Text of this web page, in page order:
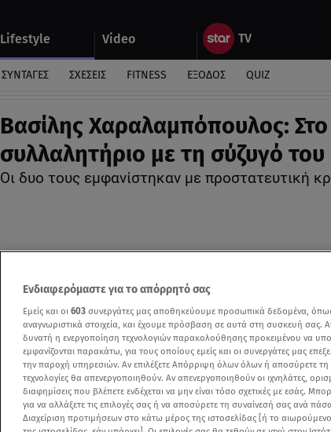
Lifestyle Video
ΣΥΝΤΑΓΕΣ ΣΧΕΣΕΙΣ FITNESS ΕΞΟΔΟΣ QUIZ
Βασίλης Χαραλαμπόπουλος: Στο
συλλαλητήριο με τη σύζυγό του
Οι δυο τους εμφανίστηκαν με προστατευτική
Ενδιαφερόμαστε για το απόρρητό σας
Εμείς και οι 603 συνεργάτες μας αποθηκεύουμε προσωπικά δεδομένα,
αναγνωριστικά στοιχεία, και έχουμε πρόσβαση σε αυτά στη συσκευή σας.
δυνατή η ενεργοποίηση τεχνολογιών παρακολούθησης προκειμένου να
εμφανίζονται παρακάτω, για τους οποίους εμείς και οι συνεργάτες μας
την παροχή υπηρεσιών. Αν επιλέξετε Απόρριψη όλων όλων ή αποσύρετε
τεχνολογίες θα απενεργοποιηθούν. Αν απενεργοποιηθούν οι ιχνηλάτες,
διαφημίσεις που βλέπετε ενδέχεται να μην είναι τόσο σχετικές με εσάς.
για να αλλάξετε τις επιλογές σας ή να αποσύρετε τη συναίνεσή σας ανά
Διαχείριση προτιμήσεων στο κάτω μέρος της ιστοσελίδας [ή το